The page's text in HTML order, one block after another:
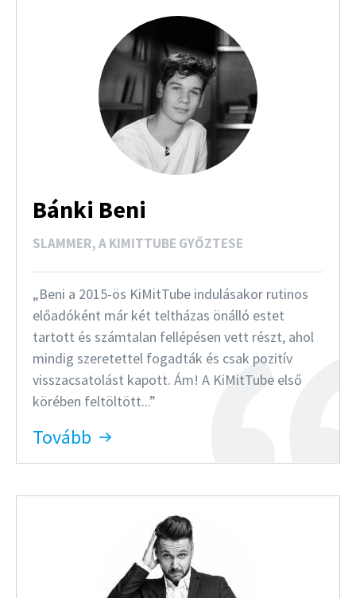
Bánki Beni
SLAMMER, A KIMITTUBE GYŐZTESE
Beni a 2015-ös KiMitTube indulásakor rutinos
előadóként már két teltházas önálló estet
tartott és számtalan fellépésen vett részt, ahol
mindig szeretettel fogadták és csak pozitív
visszacsatolást kapott. Ám! A KiMitTube első
körében feltöltött...
Tovább